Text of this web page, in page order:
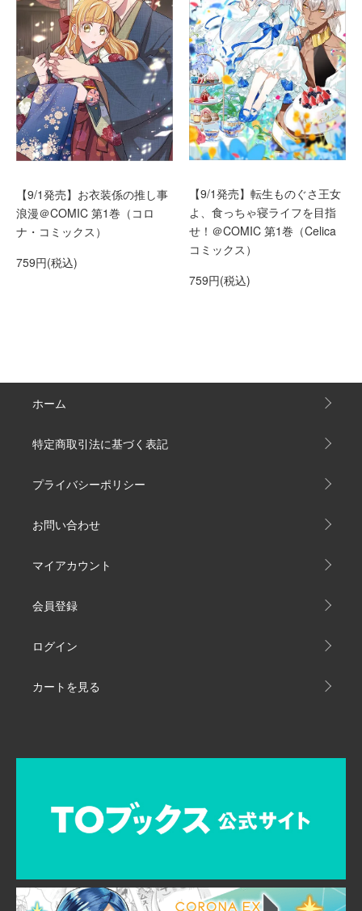
【9/1発売】お衣装係の推し事
浪漫＠COMIC 第1巻（コロ
ナ・コミックス）
759円(税込)
【9/1発売】転生ものぐさ王女
よ、食っちゃ寝ライフを目指
せ！＠COMIC 第1巻（Celica
コミックス）
759円(税込)
ホーム
特定商取引法に基づく表記
プライバシーポリシー
お問い合わせ
マイアカウント
会員登録
ログイン
カートを見る